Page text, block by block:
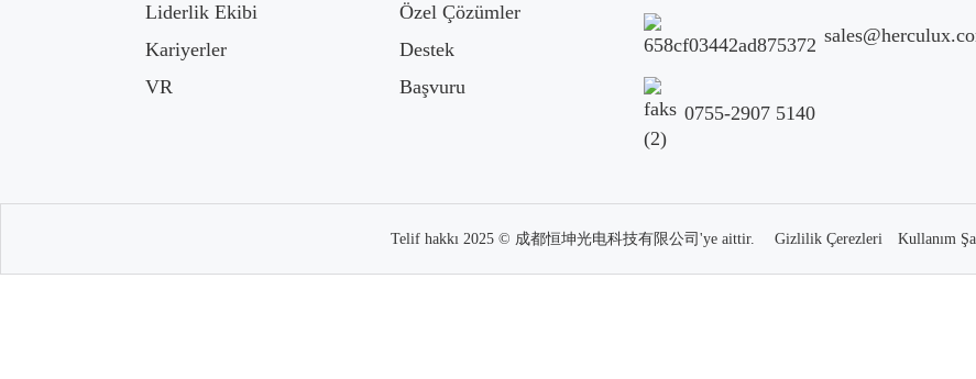
Liderlik Ekibi
Kariyerler
VR
Özel Çözümler
Destek
Başvuru
0755-2907 5140
Telif hakkı 2025 © 成都恒坤光电科技有限公司'ye aittir. Gizlilik Çerezleri Kullanım